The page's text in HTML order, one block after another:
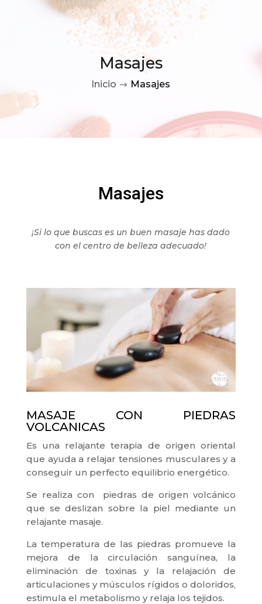
Masajes
Inicio $ Masajes
Masajes
¡Si lo que buscas es un buen masaje has dado
con el centro de belleza adecuado!
MASAJE CON PIEDRAS
VOLCANICAS
Es una relajante terapia de origen oriental
que ayuda a relajar tensiones musculares y a
conseguir un perfecto equilibrio energético.
Se realiza con piedras de origen volcánico
que se deslizan sobre la piel mediante un
relajante masaje.
La temperatura de las piedras promueve la
mejora de la circulación sanguínea, la
eliminación de toxinas y la relajación de
articulaciones y músculos rígidos o doloridos,
estimula el metabolismo y relaja los tejidos.